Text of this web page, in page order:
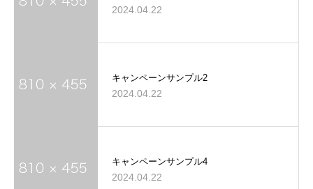
2024.04.22
キャンペーンサンプル2
2024.04.22
キャンペーンサンプル4
2024.04.22